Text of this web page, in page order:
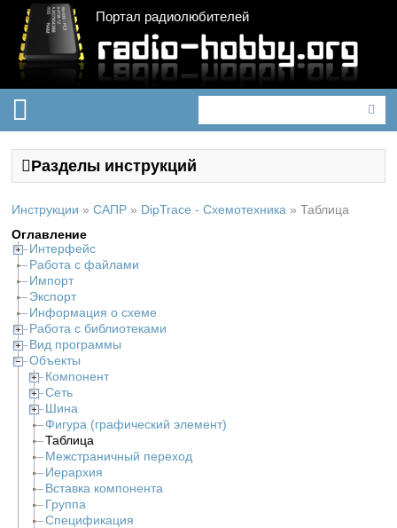
Портал радиолюбителей
Разделы инструкций
Инструкции » САПР » DipTrace - Схемотехника » Таблица
Оглавление
Интерфейс
Работа с файлами
Импорт
Экспорт
Информация о схеме
Работа с библиотеками
Вид программы
Объекты
Компонент
Сеть
Шина
Фигура (графический элемент)
Таблица
Межстраничный переход
Иерархия
Вставка компонента
Группа
Спецификация